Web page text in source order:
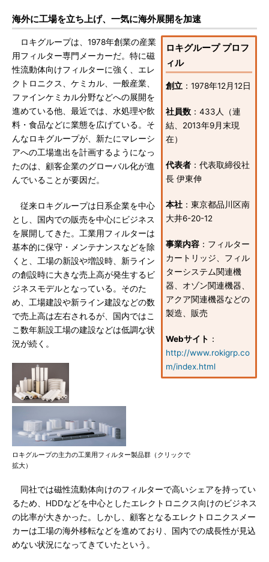
海外に工場を立ち上げ、一気に海外展開を加速
ロキグループ プロフ
ィル
創立 ：1978年12月12日
社員数 ：433人（連
結、2013年9月末現
在）
代表者 ：代表取締役社
長 伊東伸
本社 ：東京都品川区南
大井6-20-12
事業内容 ：フィルター
カートリッジ、フィル
ターシステム関連機
器、オゾン関連機器、
アクア関連機器などの
製造、販売
Webサイト ：
http://www.rokigrp.co
m/index.html
ロキグループは、1978年創業の産業
用フィルター専門メーカーだ。特に磁
性流動体向けフィルターに強く、エレ
クトロニクス、ケミカル、一般産業、
ファインケミカル分野などへの展開を
進めている他、最近では、水処理や飲
料・食品などに業態を広げている。そ
んなロキグループが、新たにマレーシ
アへの工場進出を計画するようになっ
たのは、顧客企業のグローバル化が進
んでいることが要因だ。
従来ロキグループは日系企業を中心
とし、国内での販売を中心にビジネス
を展開してきた。工業用フィルターは
基本的に保守・メンテナンスなどを除
くと、工場の新設や増設時、新ライン
の創設時に大きな売上高が発生するビ
ジネスモデルとなっている。そのた
め、工場建設や新ライン建設などの数
で売上高は左右されるが、国内ではこ
こ数年新設工場の建設などは低調な状
況が続く。
ロキグループの主力の工業用フィルター製品群（クリックで
拡大）
同社では磁性流動体向けのフィルターで高いシェアを持ってい
るため、HDDなどを中心としたエレクトロニクス向けのビジネス
の比率が大きかった。しかし、顧客となるエレクトロニクスメー
カーは工場の海外移転などを進めており、国内での成長性が見込
めない状況になってきていたという。